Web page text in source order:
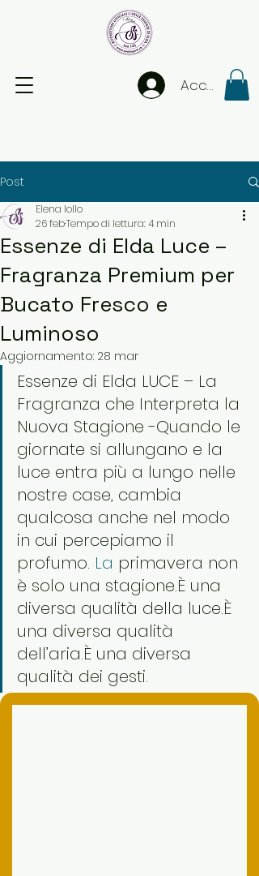
Accedi
Post
Essenze di Elda Luce –
Fragranza Premium per
Bucato Fresco e
Luminoso
Elena Iollo
26 febTempo di lettura: 4 min
Aggiornamento: 28 mar
Essenze di Elda LUCE – La
Fragranza che Interpreta la
Nuova Stagione -Quando le
giornate si allungano e la
luce entra più a lungo nelle
nostre case, cambia
qualcosa anche nel modo
in cui percepiamo il
profumo. La primavera non
è solo una stagione.È una
diversa qualità della luce.È
una diversa qualità
dell’aria.È una diversa
qualità dei gesti.